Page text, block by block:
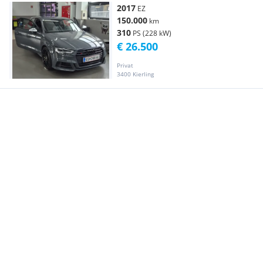
2017 EZ
150.000 km
310 PS (228 kW)
Privat
3400 Kierling
€ 26.500